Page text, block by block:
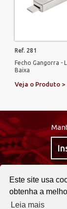
Este site usa
obtenha a
Leia mais
Ref. 281
Fecho Gangorra -
Baixa
Veja o Produto >